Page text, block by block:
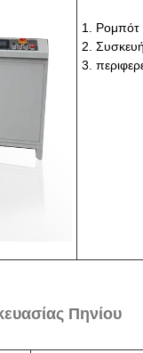
1. Ρομπότ
2.
3.
Πηνίου